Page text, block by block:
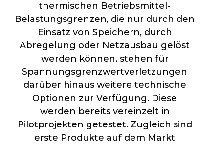
thermischen Betriebsmittel-
Belastungsgrenzen, die nur durch den
Einsatz von Speichern, durch
Abregelung oder Netzausbau gelöst
werden können, stehen für
Spannungsgrenzwertverletzungen
darüber hinaus weitere technische
Optionen zur Verfügung. Diese
werden bereits vereinzelt in
Pilotprojekten getestet. Zugleich sind
erste Produkte auf dem Markt